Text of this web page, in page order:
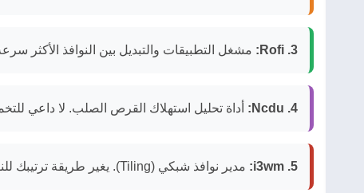
3. Rofi: مشغل التطبيقات والتبديل بين النوافذ الأكثر
4. Ncdu: أداة تحليل استهلاك القرص الصلب. لا داعي
5. i3wm: مدير نوافذ شبكي (Tiling). يغير طريقة ترتيبك للنوافذ تلقائياً لتستغل كل شبر في شاشتك.